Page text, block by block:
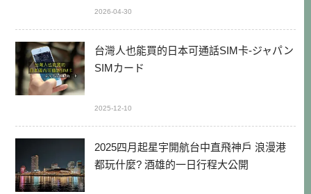
2026-04-30
台灣人也能買的日本可通話SIM卡-ジャパン
SIMカード
2025-12-10
2025四月起星宇開航台中直飛神戶 浪漫港
都玩什麼? 酒雄的一日行程大公開